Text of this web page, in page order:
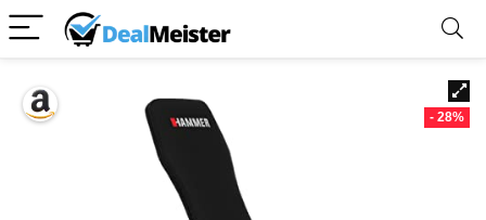
- 28%